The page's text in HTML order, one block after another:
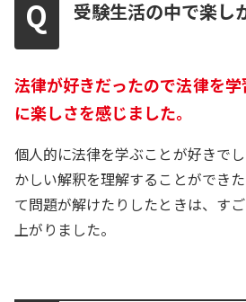
受験生活の中で楽し
法律が好きだったので法律を
に楽しさを感じました。
個人的に法律を学ぶことが好きで
かしい解釈を理解することができ
て問題が解けたりしたときは、す
上がりました。